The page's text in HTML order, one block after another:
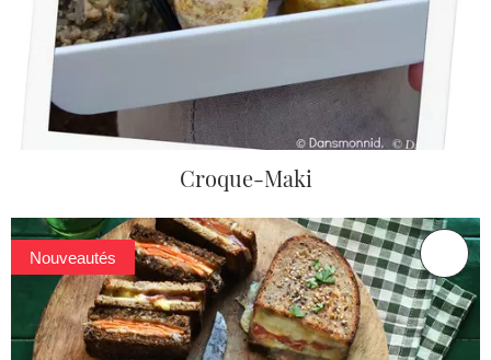
Croque-Maki
Nouveautés